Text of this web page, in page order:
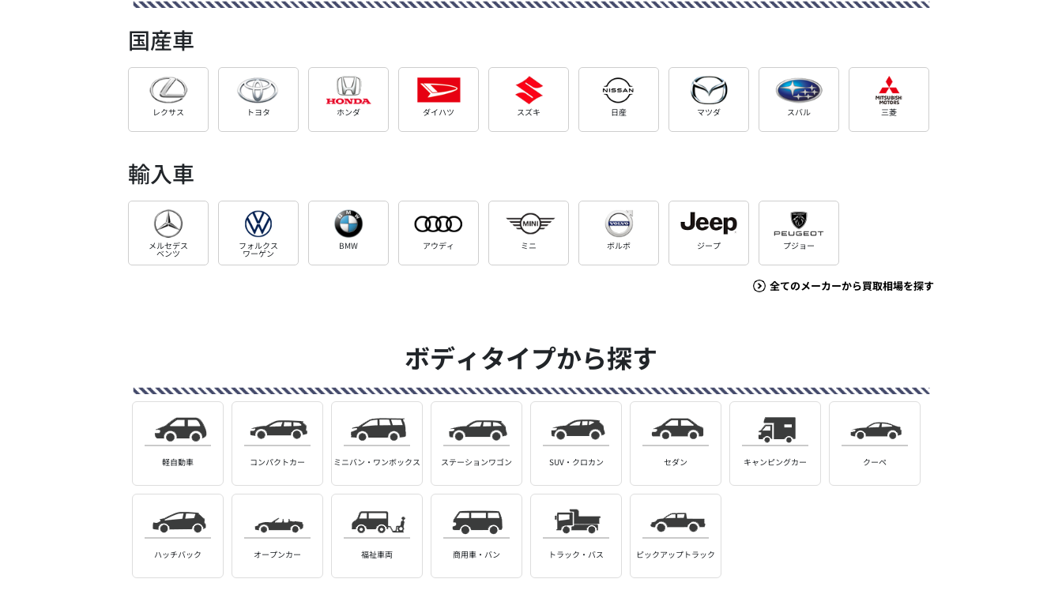
国産車
レクサス トヨタ ホンダ ダイハツ スズキ 日産 マツダ スバル 三菱
輸入車
メルセデス
ベンツ
フォルクス
ワーゲン
BMW アウディ ミニ ボルボ ジープ プジョー
全てのメーカーから買取相場を探す
ボディタイプから探す
軽自動車 コンパクトカー ミニバン・ ワンボックス ステーションワゴン SUV・クロカン セダン キャンピングカー クーペ
ハッチバック オープンカー 福祉車両 商用車・バン トラック・バス ピックアップ トラック